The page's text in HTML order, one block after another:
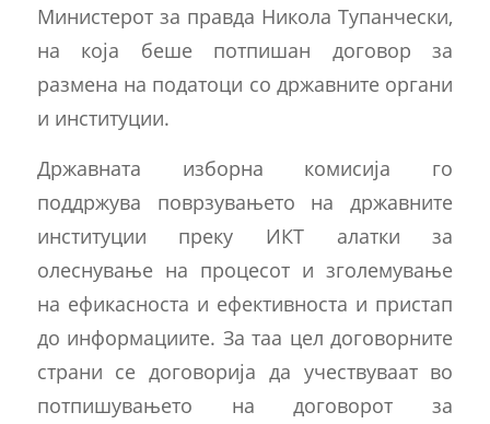
Министерот за правда Никола Тупанчески,
на која беше потпишан договор за
размена на податоци со државните органи
и институции.
Државната изборна комисија го
поддржува поврзувањето на државните
институции преку ИКТ алатки за
олеснување на процесот и зголемување
на ефикасноста и ефективноста и пристап
до информациите. За таа цел договорните
страни се договорија да учествуваат во
потпишувањето на договорот за